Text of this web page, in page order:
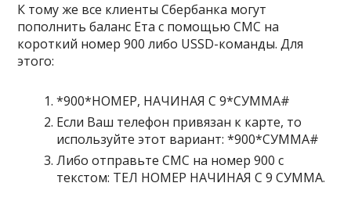
К тому же все клиенты Сбербанка могут
пополнить баланс Ета с помощью СМС на
короткий номер 900 либо USSD-команды. Для
этого:
*900*НОМЕР, НАЧИНАЯ С 9*СУММА#
Если Ваш телефон привязан к карте, то
используйте этот вариант:*900*СУММА#
Либо отправьте СМС на номер900 с
текстом: ТЕЛ НОМЕР НАЧИНАЯ С 9 СУММА.